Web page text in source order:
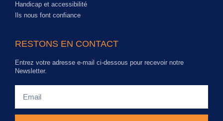
Handicap et accessibilité
Ils nous font confiance
RESTONS EN CONTACT
Entrez votre adresse e-mail ci-dessous pour recevoir notre
Newsletter.